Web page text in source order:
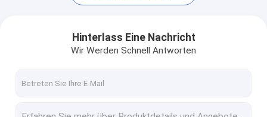
Hinterlass Eine Nachricht
Wir Werden Schnell Antworten